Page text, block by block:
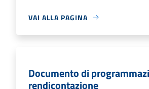
VAI ALLA PAGINA
Documento di
rendicontazione